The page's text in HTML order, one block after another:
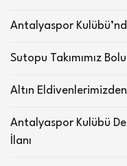
Antalyaspor
Sutopu Takımımız
Altın
Antalyaspor Kulübü
İlanı